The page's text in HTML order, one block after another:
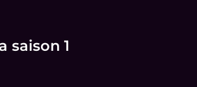
saison 1